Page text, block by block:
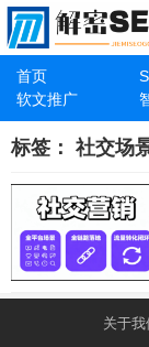
首页
软文推广
标签： 社交场
关于我